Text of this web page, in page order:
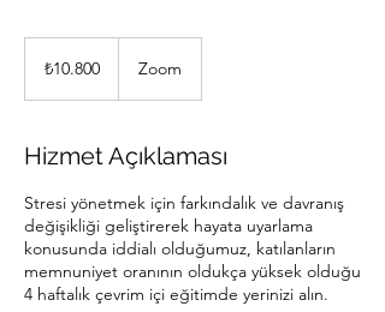
Türk
lirası₺10.800 Zoom
Hizmet Açıklaması
Stresi yönetmek için farkındalık ve davranış
değişikliği geliştirerek hayata uyarlama
konusunda iddialı olduğumuz, katılanların
memnuniyet oranının oldukça yüksek olduğu
4 haftalık çevrim içi eğitimde yerinizi alın.